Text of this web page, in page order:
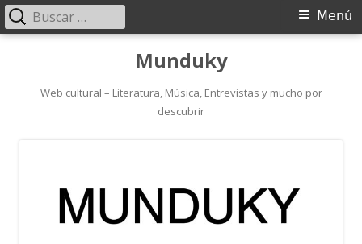
contenido
Munduky
Web cultural – Literatura, Música, Entrevistas y mucho por
descubrir
Menú
Menú
Buscar: